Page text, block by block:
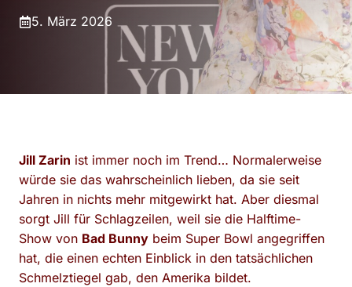
5. März 2026
Jill Zarin ist immer noch im Trend… Normalerweise
würde sie das wahrscheinlich lieben, da sie seit
Jahren in nichts mehr mitgewirkt hat. Aber diesmal
sorgt Jill für Schlagzeilen, weil sie die Halftime-
Show von Bad Bunny beim Super Bowl angegriffen
hat, die einen echten Einblick in den tatsächlichen
Schmelztiegel gab, den Amerika bildet.